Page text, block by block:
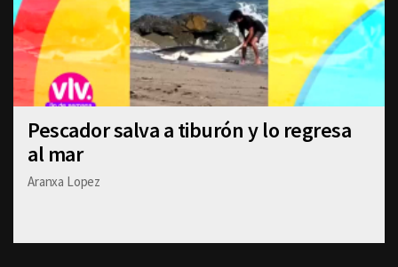
Pescador salva a tiburón y lo regresa
al mar
Aranxa Lopez